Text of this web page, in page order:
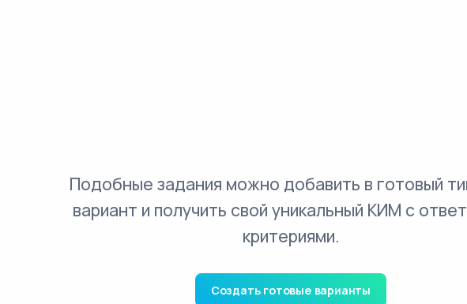
Подобные задания можно добавить в готовый
вариант и получить свой уникальный КИМ с
критериями.
Создать готовые варианты